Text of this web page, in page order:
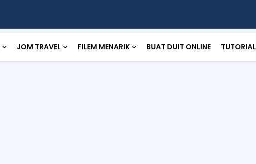
JOM TRAVEL FILEM MENARIK BUAT DUIT ONLINE TUTORIAL